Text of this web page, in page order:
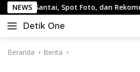
Langsung
ke
konten
NEWS
Spot Foto, dan Rekomendasi Lumpia
Detik One
Tajam
Fakta
Beranda Berita